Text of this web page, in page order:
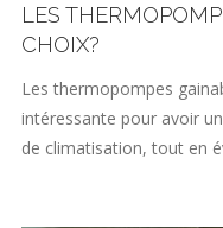
LES
CHOIX?
Les thermopompes
intéressante pour avoir
de climatisation, tout en